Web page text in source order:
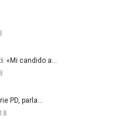
«Mi candido a…
PD, parla…